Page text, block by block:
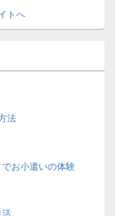
法
お小遣いの体験
活